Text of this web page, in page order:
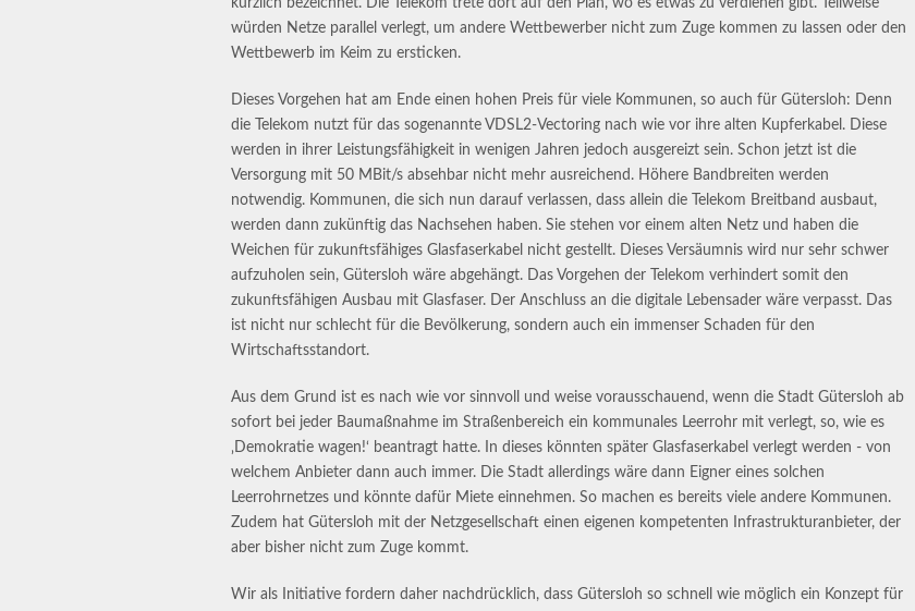
kürzlich bezeichnet. Die Telekom trete dort auf den Plan, wo es etwas zu verdienen gibt. Teilweise
würden Netze parallel verlegt, um andere Wettbewerber nicht zum Zuge kommen zu lassen oder den
Wettbewerb im Keim zu ersticken.
Dieses Vorgehen hat am Ende einen hohen Preis für viele Kommunen, so auch für Gütersloh: Denn
die Telekom nutzt für das sogenannte VDSL2-Vectoring nach wie vor ihre alten Kupferkabel. Diese
werden in ihrer Leistungsfähigkeit in wenigen Jahren jedoch ausgereizt sein. Schon jetzt ist die
Versorgung mit 50 MBit/s absehbar nicht mehr ausreichend. Höhere Bandbreiten werden
notwendig. Kommunen, die sich nun darauf verlassen, dass allein die Telekom Breitband ausbaut,
werden dann zukünftig das Nachsehen haben. Sie stehen vor einem alten Netz und haben die
Weichen für zukunftsfähiges Glasfaserkabel nicht gestellt. Dieses Versäumnis wird nur sehr schwer
aufzuholen sein, Gütersloh wäre abgehängt. Das Vorgehen der Telekom verhindert somit den
zukunftsfähigen Ausbau mit Glasfaser. Der Anschluss an die digitale Lebensader wäre verpasst. Das
ist nicht nur schlecht für die Bevölkerung, sondern auch ein immenser Schaden für den
Wirtschaftsstandort.
Aus dem Grund ist es nach wie vor sinnvoll und weise vorausschauend, wenn die Stadt Gütersloh ab
sofort bei jeder Baumaßnahme im Straßenbereich ein kommunales Leerrohr mit verlegt, so, wie es
‚Demokratie wagen!‘ beantragt hatte. In dieses könnten später Glasfaserkabel verlegt werden - von
welchem Anbieter dann auch immer. Die Stadt allerdings wäre dann Eigner eines solchen
Leerrohrnetzes und könnte dafür Miete einnehmen. So machen es bereits viele andere Kommunen.
Zudem hat Gütersloh mit der Netzgesellschaft einen eigenen kompetenten Infrastrukturanbieter, der
aber bisher nicht zum Zuge kommt.
Wir als Initiative fordern daher nachdrücklich, dass Gütersloh so schnell wie möglich ein Konzept für